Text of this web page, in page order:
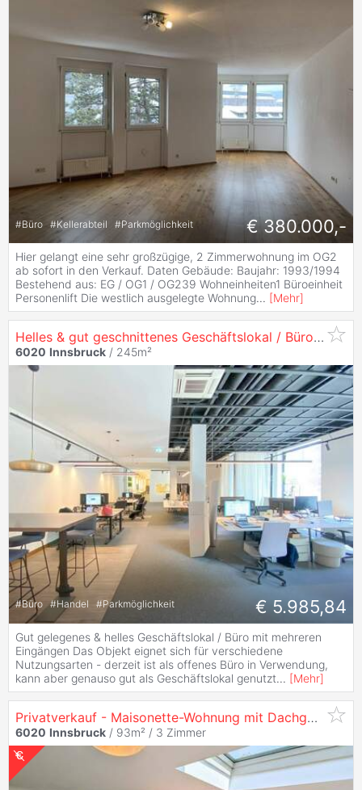
#Büro #Kellerabteil #Parkmöglichkeit € 380.000,-
Hier gelangt eine sehr großzügige, 2 Zimmerwohnung im OG2
ab sofort in den Verkauf. Daten Gebäude: Baujahr: 1993/1994
Bestehend aus: EG / OG1 / OG239 Wohneinheiten1 Büroeinheit
Personenlift Die westlich ausgelegte Wohnung... [Mehr]
Helles & gut geschnittenes Geschäftslokal / Büro - in
6020 Innsbruck / 245m²
#Büro #Handel #Parkmöglichkeit € 5.985,84
Gut gelegenes & helles Geschäftslokal / Büro mit mehreren
Eingängen Das Objekt eignet sich für verschiedene
Nutzungsarten - derzeit ist als offenes Büro in Verwendung,
kann aber genauso gut als Geschäftslokal genutzt... [Mehr]
Privatverkauf - Maisonette-Wohnung mit Dachgeschoss in der Lohbachsiedlung,
6020 Innsbruck / 93m² / 3 Zimmer